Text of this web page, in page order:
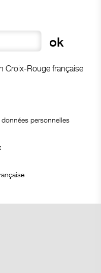
Croix-Rouge française
personnelles